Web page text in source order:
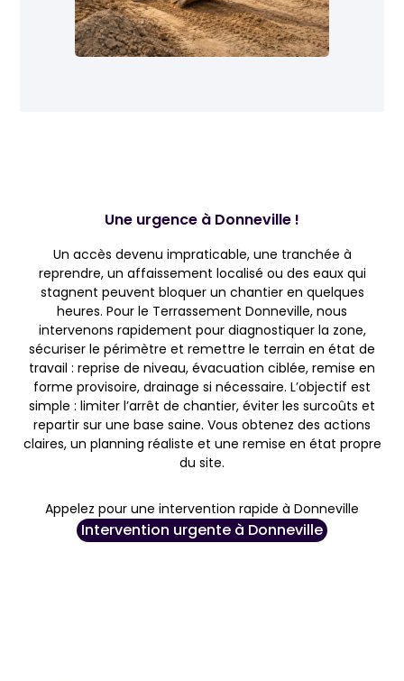
Une urgence à Donneville !
Un accès devenu impraticable, une tranchée à
reprendre, un affaissement localisé ou des eaux qui
stagnent peuvent bloquer un chantier en quelques
heures. Pour le Terrassement Donneville, nous
intervenons rapidement pour diagnostiquer la zone,
sécuriser le périmètre et remettre le terrain en état de
travail : reprise de niveau, évacuation ciblée, remise en
forme provisoire, drainage si nécessaire. L’objectif est
simple : limiter l’arrêt de chantier, éviter les surcoûts et
repartir sur une base saine. Vous obtenez des actions
claires, un planning réaliste et une remise en état propre
du site.
Appelez pour une intervention rapide à Donneville
Intervention urgente à Donneville